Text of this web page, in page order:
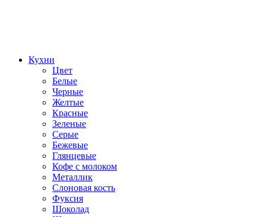
Кухни
Цвет
Белые
Черные
Желтые
Красные
Зеленые
Серые
Бежевые
Глянцевые
Кофе с молоком
Металлик
Слоновая кость
Фуксия
Шоколад